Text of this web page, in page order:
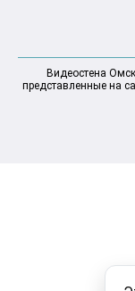
Видеостена
представленные на